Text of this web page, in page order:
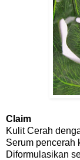
Claim
Kulit Cerah
Serum pencerah
Diformulasikan